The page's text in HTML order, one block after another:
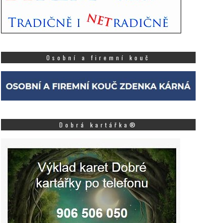
Osobní a firemní kouč
Dobrá kartářka®